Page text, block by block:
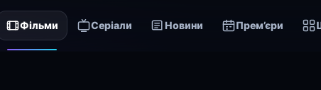
Фільми Серіали Новини Прем’єри